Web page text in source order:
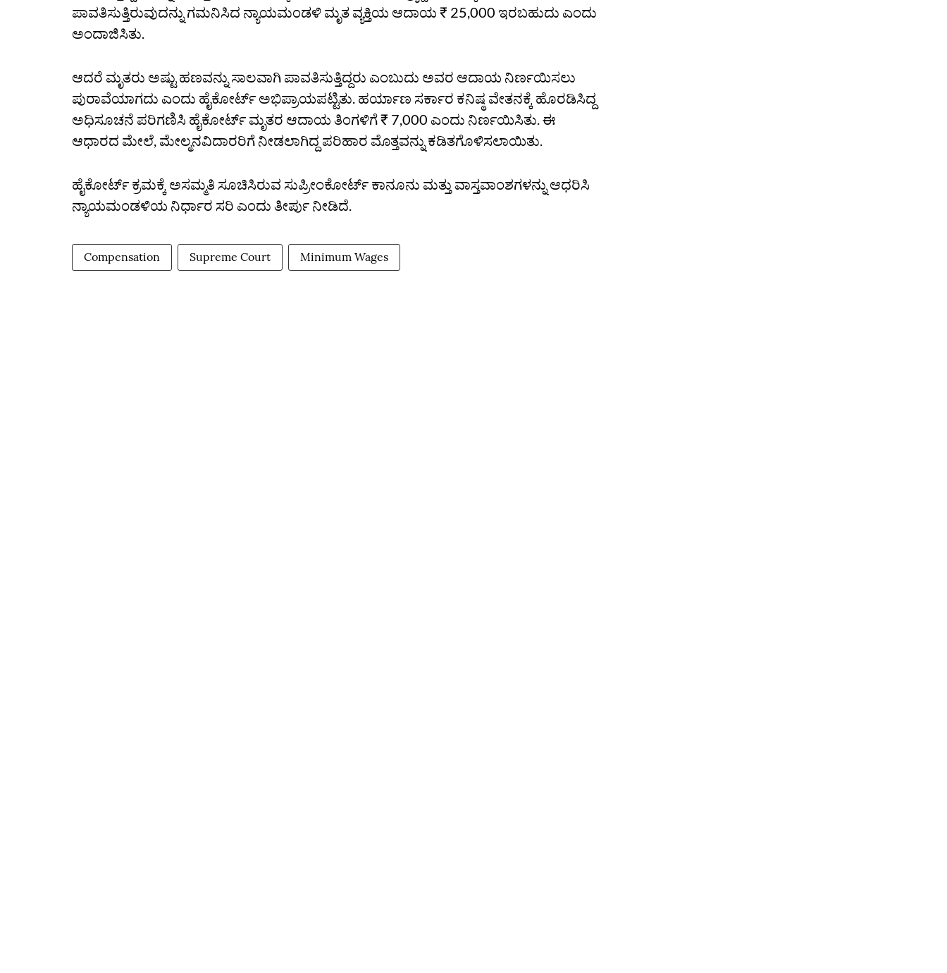
ಪಾವತಿಸುತ್ತಿರುವುದನ್ನು ಗಮನಿಸಿದ ನ್ಯಾಯಮಂಡಳಿ ಮೃತ ವ್ಯಕ್ತಿಯ ಆದಾಯ ₹ 25,000 ಇರಬಹುದು ಎಂದು
ಅಂದಾಜಿಸಿತು.
ಆದರೆ ಮೃತರು ಅಷ್ಟು ಹಣವನ್ನು ಸಾಲವಾಗಿ ಪಾವತಿಸುತ್ತಿದ್ದರು ಎಂಬುದು ಅವರ ಆದಾಯ ನಿರ್ಣಯಿಸಲು
ಪುರಾವೆಯಾಗದು ಎಂದು ಹೈಕೋರ್ಟ್‌ ಅಭಿಪ್ರಾಯಪಟ್ಟಿತು. ಹರ್ಯಾಣ ಸರ್ಕಾರ ಕನಿಷ್ಠ ವೇತನಕ್ಕೆ ಹೊರಡಿಸಿದ್ದ
ಅಧಿಸೂಚನೆ ಪರಿಗಣಿಸಿ ಹೈಕೋರ್ಟ್‌ ಮೃತರ ಆದಾಯ ತಿಂಗಳಿಗೆ ₹ 7,000 ಎಂದು ನಿರ್ಣಯಿಸಿತು. ಈ
ಆಧಾರದ ಮೇಲೆ, ಮೇಲ್ಮನವಿದಾರರಿಗೆ ನೀಡಲಾಗಿದ್ದ ಪರಿಹಾರ ಮೊತ್ತವನ್ನು ಕಡಿತಗೊಳಿಸಲಾಯಿತು.
ಹೈಕೋರ್ಟ್‌ ಕ್ರಮಕ್ಕೆ ಅಸಮ್ಮತಿ ಸೂಚಿಸಿರುವ ಸುಪ್ರೀಂಕೋರ್ಟ್‌ ಕಾನೂನು ಮತ್ತು ವಾಸ್ತವಾಂಶಗಳನ್ನು ಆಧರಿಸಿ
ನ್ಯಾಯಮಂಡಳಿಯ ನಿರ್ಧಾರ ಸರಿ ಎಂದು ತೀರ್ಪು ನೀಡಿದೆ.
Compensation Supreme Court Minimum Wages